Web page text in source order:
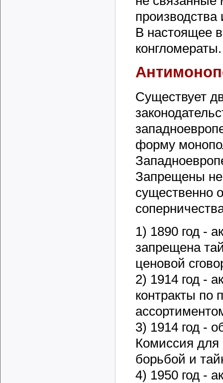
В настоящее
конгломераты.
Существует
форму
Запрещены не
существенно
1) 1890 год -
запрещена
ценовой
2) 1914 год -
контракты по
3) 1914 год -
Комиссия для
борьбой и
4) 1950 год -